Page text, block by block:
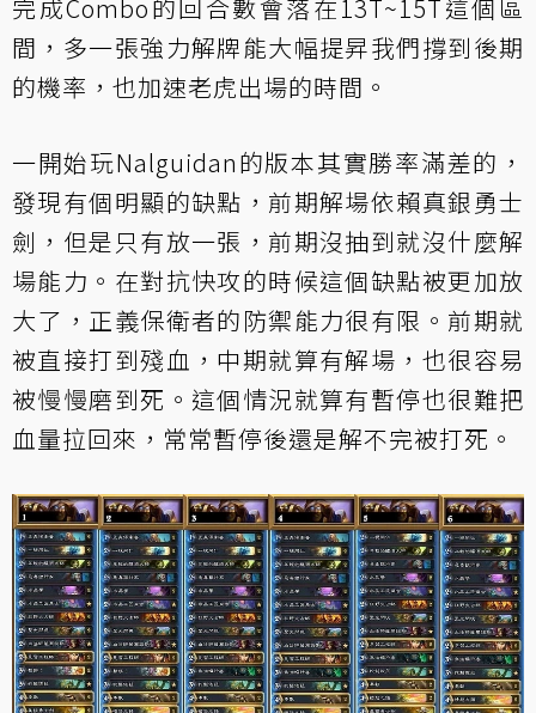
完成Combo的回合數會落在13T~15T這個區
間，多一張強力解牌能大幅提昇我們撐到後期
的機率，也加速老虎出場的時間。
一開始玩Nalguidan的版本其實勝率滿差的，
發現有個明顯的缺點，前期解場依賴真銀勇士
劍，但是只有放一張，前期沒抽到就沒什麼解
場能力。在對抗快攻的時候這個缺點被更加放
大了，正義保衛者的防禦能力很有限。前期就
被直接打到殘血，中期就算有解場，也很容易
被慢慢磨到死。這個情況就算有暫停也很難把
血量拉回來，常常暫停後還是解不完被打死。